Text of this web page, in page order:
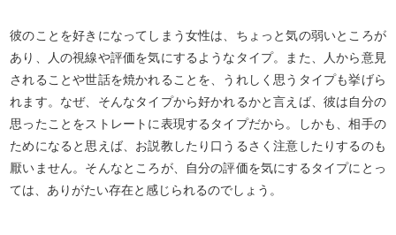
彼のことを好きになってしまう女性は、ちょっと気の弱いところが
あり、人の視線や評価を気にするようなタイプ。また、人から意見
されることや世話を焼かれることを、うれしく思うタイプも挙げら
れます。なぜ、そんなタイプから好かれるかと言えば、彼は自分の
思ったことをストレートに表現するタイプだから。しかも、相手の
ためになると思えば、お説教したり口うるさく注意したりするのも
厭いません。そんなところが、自分の評価を気にするタイプにとっ
ては、ありがたい存在と感じられるのでしょう。